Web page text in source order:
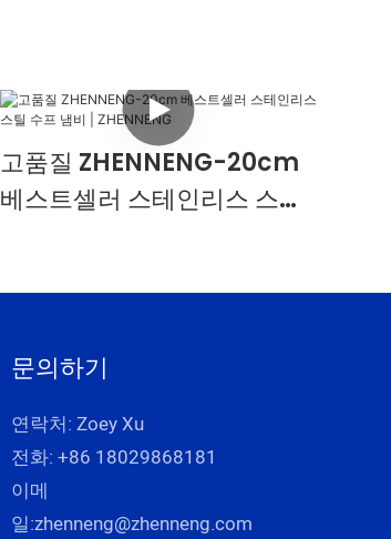
고품질 ZHENNENG-20cm
베스트셀러 스테인리스 스틸
문의하기
연락처: Zoey Xu
전화: +86 18029868181
이메
일:zhenneng@zhenneng.com